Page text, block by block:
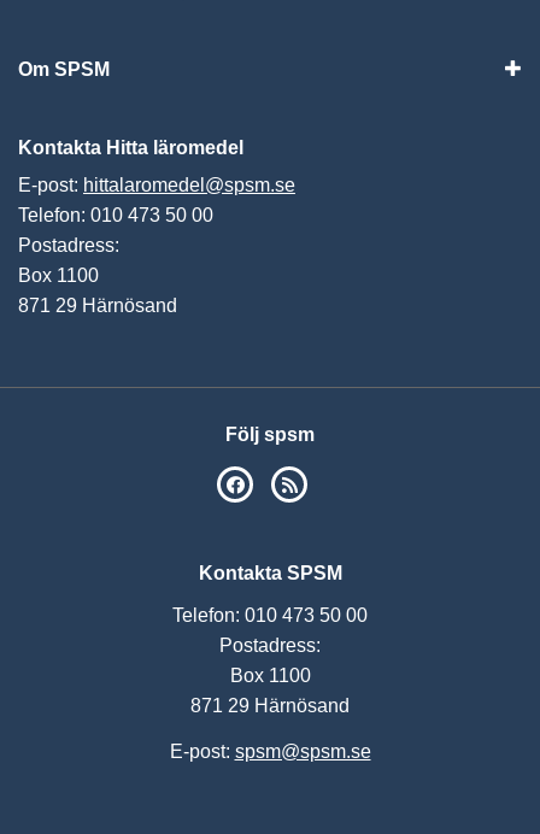
Om SPSM
Kontakta Hitta läromedel
E-post: hittalaromedel@spsm.se
Telefon: 010 473 50 00
Postadress:
Box 1100
871 29 Härnösand
Följ spsm
SPSM på Facebook
Kontakta SPSM
Telefon: 010 473 50 00
Postadress:
Box 1100
871 29 Härnösand
E-post: spsm@spsm.se